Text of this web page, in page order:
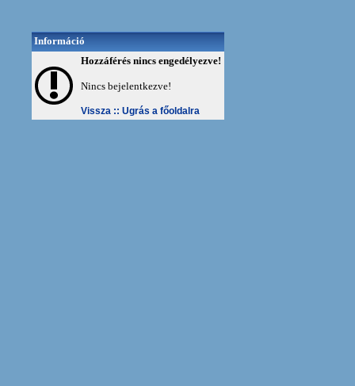
Információ
Hozzáférés nincs engedélyezve!
Nincs bejelentkezve!
Vissza :: Ugrás a főoldalra